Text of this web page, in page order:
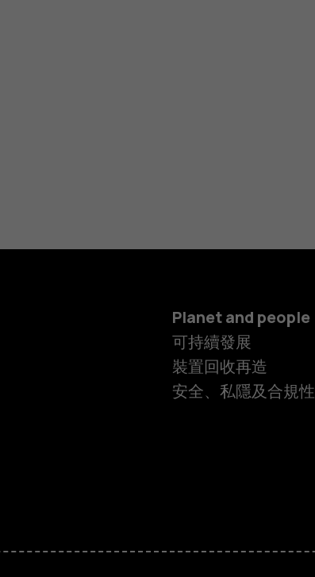
智慧型手機
Planet and people
可持續發展
裝置回收再造
安全、私隱及合規性